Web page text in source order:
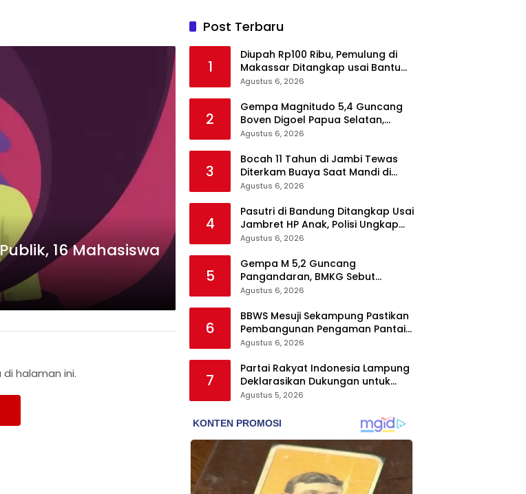
16 Mahasiswa
halaman ini.
Post Terbaru
1
Diupah Rp100 Ribu, Pemulung di
Makassar Ditangkap usai Bantu
Angkut Kabel BTS Hasil Curian
Agustus 6, 2026
2
Gempa Magnitudo 5,4 Guncang
Boven Digoel Papua Selatan,
Berpusat di Kedalaman 57
Agustus 6, 2026
3
Bocah 11 Tahun di Jambi Tewas
Diterkam Buaya Saat Mandi di
Sungai, Satu Korban Selamat
Agustus 6, 2026
4
Pasutri di Bandung Ditangkap Usai
Jambret HP Anak, Polisi Ungkap
Motif Ekonomi
Agustus 6, 2026
5
Gempa M 5,2 Guncang
Pangandaran, BMKG Sebut
Getarannya Terasa hingga
Agustus 6, 2026
6
BBWS Mesuji Sekampung Pastikan
Pembangunan Pengaman Pantai
Mandiri Sejati Krui Penuhi
Agustus 6, 2026
7
Partai Rakyat Indonesia Lampung
Deklarasikan Dukungan untuk
Prabowo di Pilpres 2029
Agustus 5, 2026